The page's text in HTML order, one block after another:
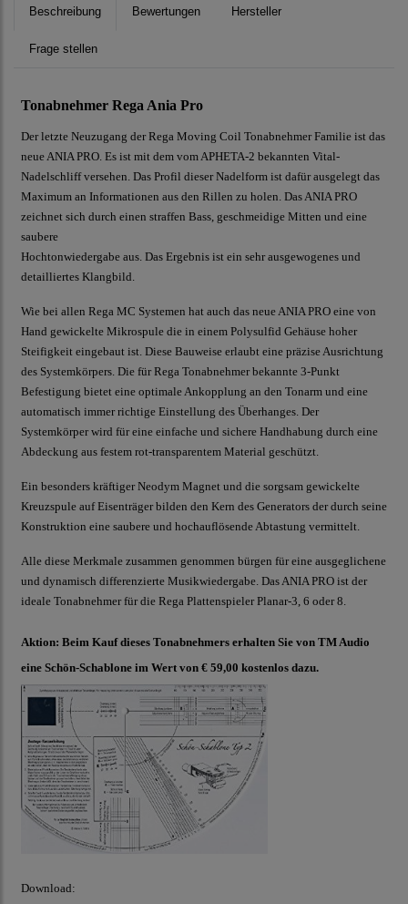
Beschreibung Bewertungen Hersteller
Frage stellen
Tonabnehmer Rega Ania Pro
Der letzte Neuzugang der Rega Moving Coil Tonabnehmer Familie ist das
neue ANIA PRO. Es ist mit dem vom APHETA-2 bekannten Vital-
Nadelschliff versehen. Das Profil dieser Nadelform ist dafür ausgelegt das
Maximum an Informationen aus den Rillen zu holen. Das ANIA PRO
zeichnet sich durch einen straffen Bass, geschmeidige Mitten und eine
saubere
Hochtonwiedergabe aus. Das Ergebnis ist ein sehr ausgewogenes und
detailliertes Klangbild.
Wie bei allen Rega MC Systemen hat auch das neue ANIA PRO eine von
Hand gewickelte Mikrospule die in einem Polysulfid Gehäuse hoher
Steifigkeit eingebaut ist. Diese Bauweise erlaubt eine präzise Ausrichtung
des Systemkörpers. Die für Rega Tonabnehmer bekannte 3-Punkt
Befestigung bietet eine optimale Ankopplung an den Tonarm und eine
automatisch immer richtige Einstellung des Überhanges. Der
Systemkörper wird für eine einfache und sichere Handhabung durch eine
Abdeckung aus festem rot-transparentem Material geschützt.
Ein besonders kräftiger Neodym Magnet und die sorgsam gewickelte
Kreuzspule auf Eisenträger bilden den Kern des Generators der durch seine
Konstruktion eine saubere und hochauflösende Abtastung vermittelt.
Alle diese Merkmale zusammen genommen bürgen für eine ausgeglichene
und dynamisch differenzierte Musikwiedergabe. Das ANIA PRO ist der
ideale Tonabnehmer für die Rega Plattenspieler Planar-3, 6 oder 8.
Aktion: Beim Kauf dieses Tonabnehmers erhalten Sie von TM Audio
eine Schön-Schablone im Wert von € 59,00 kostenlos dazu.
Download: